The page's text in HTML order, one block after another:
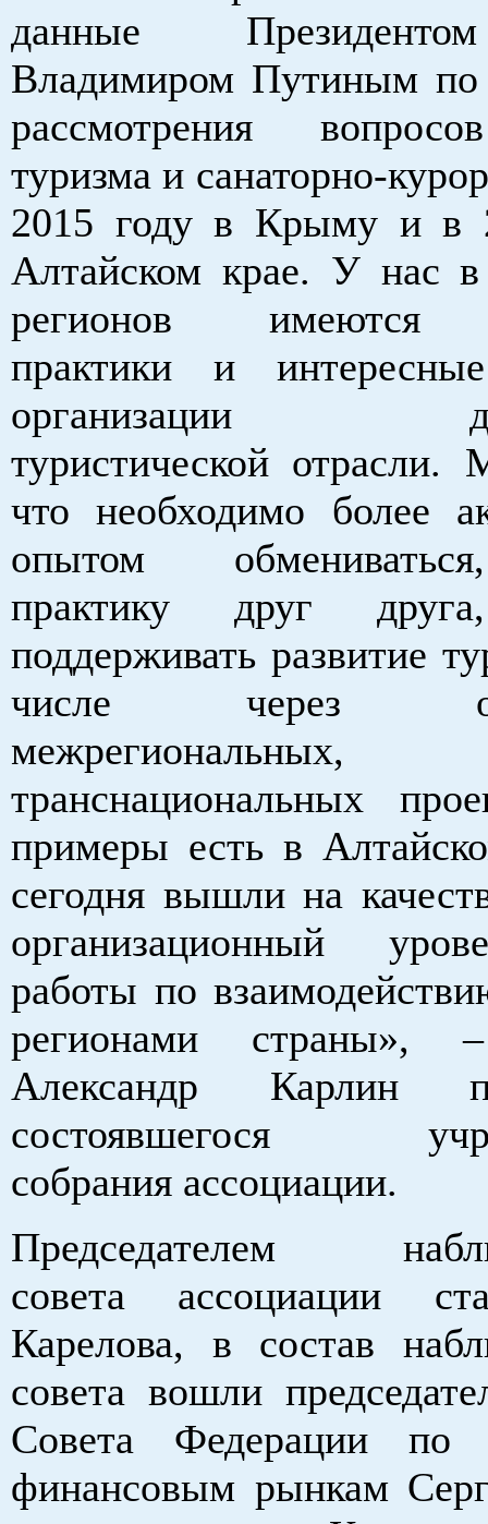
данные
Владимиром Путиным по
рассмотрения
туризма и санаторно-
2015 году в Крыму и в
Алтайском крае. У нас
регионов имеются
практики и
организации
туристической
что необходимо более
опытом
практику друг
поддерживать развитие
числе через
межрегиональных,
транснациональных
примеры есть в
сегодня вышли на
организационный
работы по
регионами страны», –
Александр Карлин
состоявшегося
собрания ассоциации.
Председателем
совета ассоциации
Карелова, в состав
совета вошли
Совета Федерации
финансовым рынкам